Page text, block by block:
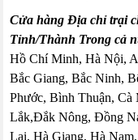
Cửa hàng Địa chỉ trại
Tỉnh/Thành Trong cả
Hồ Chí Minh, Hà Nội,
Bắc Giang, Bắc Ninh,
Phước, Bình Thuận,
Lắk,Đắk Nông, Đồng
Lai, Hà Giang, Hà